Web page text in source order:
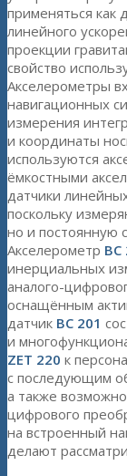
применяться как
линейного
проекции
свойство
Акселерометры
навигационных
измерения
и координаты
используются
ёмкостными
датчики
поскольку
но и постоянную
Акселерометр ВС
инерциальных
аналого-
оснащённым
датчик ВС 201
и
ZET 220 к
с последующим
а также
цифрового
на встроенный
делают